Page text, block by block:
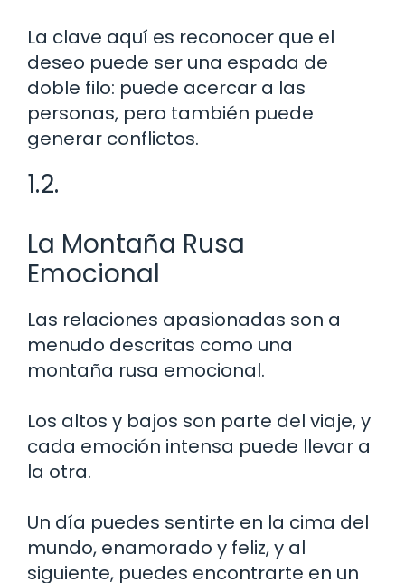
La clave aquí es reconocer que el
deseo puede ser una espada de
doble filo: puede acercar a las
personas, pero también puede
generar conflictos.
1.2.
La Montaña Rusa
Emocional
Las relaciones apasionadas son a
menudo descritas como una
montaña rusa emocional.
Los altos y bajos son parte del viaje, y
cada emoción intensa puede llevar a
la otra.
Un día puedes sentirte en la cima del
mundo, enamorado y feliz, y al
siguiente, puedes encontrarte en un